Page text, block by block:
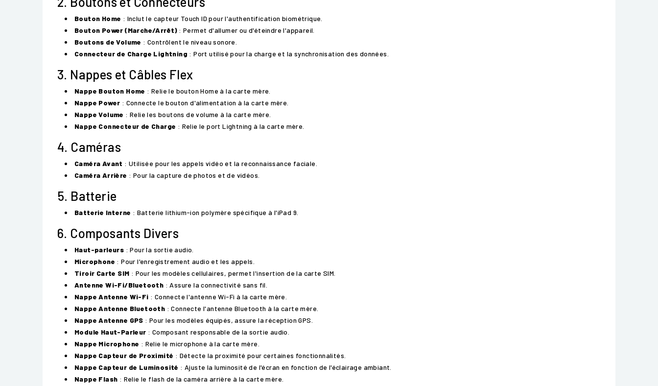
Bouton Home : Inclut le capteur Touch ID pour l'authentification biométrique.
Bouton Power (Marche/Arrêt): Permet d'allumer ou d'éteindre l'appareil.
Boutons de Volume : Contrôlent le niveau sonore.
Connecteur de Charge Lightning : Port utilisé pour la charge et la synchronisation des données.
3. Nappes et Câbles Flex
Nappe Bouton Home : Relie le bouton Home à la carte mère.
Nappe Power : Connecte le bouton d'alimentation à la carte mère.
Nappe Volume : Relie les boutons de volume à la carte mère.
Nappe Connecteur de Charge : Relie le port Lightning à la carte mère.
4. Caméras
Caméra Avant : Utilisée pour les appels vidéo et la reconnaissance faciale.
Caméra Arrière : Pour la capture de photos et de vidéos.
5. Batterie
Batterie Interne : Batterie lithium-ion polymère spécifique à l'iPad 9.
6. Composants Divers
Haut-parleurs : Pour la sortie audio.
Microphone : Pour l'enregistrement audio et les appels.
Tiroir Carte SIM : Pour les modèles cellulaires, permet l'insertion de la carte SIM.
Antenne Wi-Fi/Bluetooth : Assure la connectivité sans fil.
Nappe Antenne Wi-Fi : Connecte l'antenne Wi-Fi à la carte mère.
Nappe Antenne Bluetooth : Connecte l'antenne Bluetooth à la carte mère.
Nappe Antenne GPS : Pour les modèles équipés, assure la réception GPS.
Module Haut-Parleur : Composant responsable de la sortie audio.
Nappe Microphone : Relie le microphone à la carte mère.
Nappe Capteur de Proximité : Détecte la proximité pour certaines fonctionnalités.
Nappe Capteur de Luminosité : Ajuste la luminosité de l'écran en fonction de l'éclairage ambiant.
Nappe Flash : Relie le flash de la caméra arrière à la carte mère.